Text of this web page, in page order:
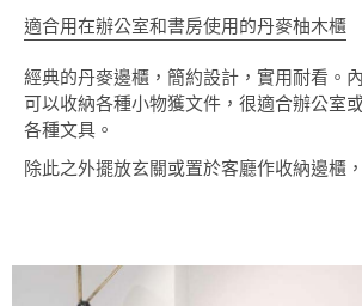
適合用在辦公室和書房使用的丹麥柚木櫃
經典的丹麥邊櫃，簡約設計，實用耐看。
可以收納各種小物獲文件，很適合辦公室
各種文具。
除此之外擺放玄關或置於客廳作收納邊櫃